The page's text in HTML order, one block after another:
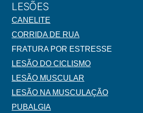
LESÕES
CANELITE
CORRIDA DE RUA
FRATURA POR ESTRESSE
LESÃO DO CICLISMO
LESÃO MUSCULAR
LESÃO NA MUSCULAÇÃO
PUBALGIA